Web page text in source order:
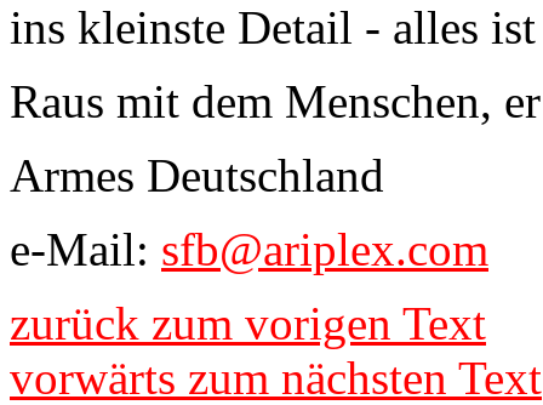
ins kleinste Detail - alles
Raus mit dem Menschen,
Armes Deutschland
e-Mail: sfb@ariplex.com
zurück zum vorigen Text
vorwärts zum nächsten Text